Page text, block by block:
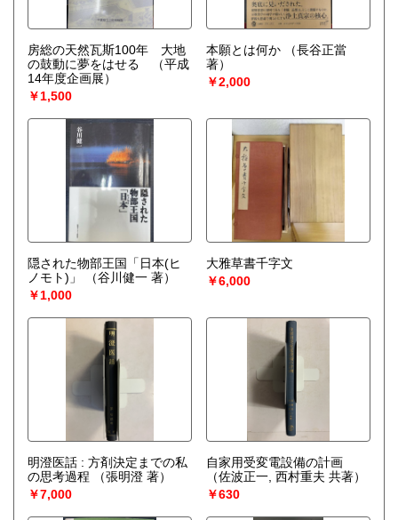
房総の天然瓦斯100年 大地
の鼓動に夢をはせる （平成
14年度企画展）
￥1,500
本願とは何か
（長谷正當
著）
￥2,000
隠された物部王国「日本(ヒ
ノモト)」
（谷川健一 著）
￥1,000
大雅草書千字文
￥6,000
明澄医話 : 方剤決定までの私
の思考過程
（張明澄 著）
￥7,000
自家用受変電設備の計画
（佐波正一, 西村重夫 共著）
￥630